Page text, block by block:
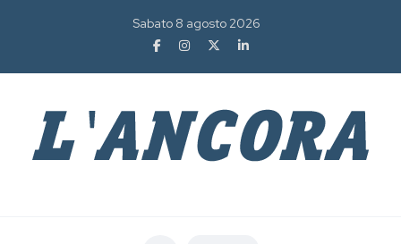
Sabato 8 agosto 2026